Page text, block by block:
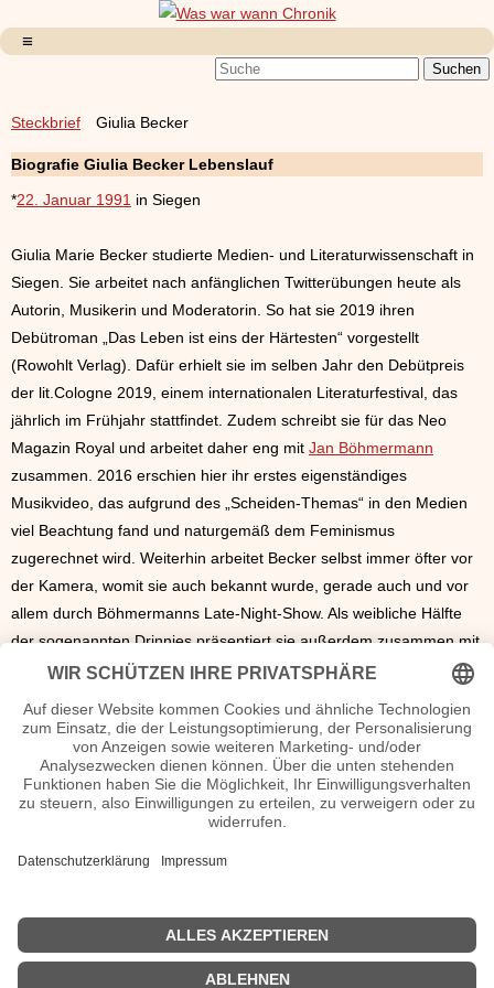
Steckbrief Giulia Becker
Biografie Giulia Becker Lebenslauf
*22. Januar 1991 in Siegen
Giulia Marie Becker studierte Medien- und Literaturwissenschaft in
Siegen. Sie arbeitet nach anfänglichen Twitterübungen heute als
Autorin, Musikerin und Moderatorin. So hat sie 2019 ihren
Debütroman „Das Leben ist eins der Härtesten“ vorgestellt
(Rowohlt Verlag). Dafür erhielt sie im selben Jahr den Debütpreis
der lit.Cologne 2019, einem internationalen Literaturfestival, das
jährlich im Frühjahr stattfindet. Zudem schreibt sie für das Neo
Magazin Royal und arbeitet daher eng mit Jan Böhmermann
zusammen. 2016 erschien hier ihr erstes eigenständiges
Musikvideo, das aufgrund des „Scheiden-Themas“ in den Medien
viel Beachtung fand und naturgemäß dem Feminismus
zugerechnet wird. Weiterhin arbeitet Becker selbst immer öfter vor
der Kamera, womit sie auch bekannt wurde, gerade auch und vor
allem durch Böhmermanns Late-Night-Show. Als weibliche Hälfte
der sogenannten Drinnies präsentiert sie außerdem zusammen mit
dem Comedy-Autor Chris Sommer einen wöchentlichen Podcast,
Becker ist nicht verheiratet und hat keine Kinder.
Giulia Becker Wiki, Herkunft, Geburtstag, verheiratet, Kinder
etc.
Wikipedia Seite
Movies Giulia Becker Filme